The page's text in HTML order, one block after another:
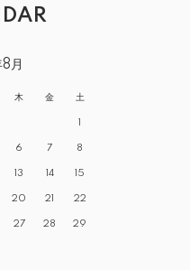
月
木 金 土
6 7 8
13 14 15
20 21 22
27 28 29